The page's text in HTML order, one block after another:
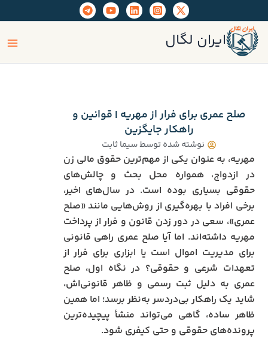
به
محتوا
ایران لگال
صلح عمری برای فرار از مهریه | قوانین و
راهکار جایگزین
نوشته شده توسطسیما ثابت
مهریه، به عنوان یکی از مهم‌ترین حقوق مالی زن
در ازدواج، همواره محل بحث و چالش‌های
حقوقی بسیاری بوده است. در سال‌های اخیر،
برخی افراد با بهره‌گیری از روش‌هایی مانند «صلح
عمری»، سعی در دور زدن قانون و فرار از پرداخت
مهریه داشته‌اند. اما آیا صلح عمری راهی قانونی
برای مدیریت اموال است یا ابزاری برای فرار از
تعهدات شرعی و حقوقی؟ در نگاه اول، صلح
عمری به دلیل ثبت رسمی و ظاهر قانونی‌اش،
شاید یک راهکار بی‌دردسر به‌نظر برسد؛ اما همین
ظاهر ساده، گاهی می‌تواند منشأ پیچیده‌ترین
پرونده‌های حقوقی و حتی کیفری شود.